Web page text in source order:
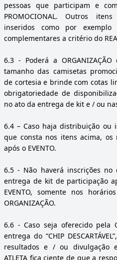
pessoas que participam e
PROMOCIONAL. Outros
inseridos como por
complementares a critério do
6.3 - Poderá a
tamanho das camisetas
de cortesia e brinde com cotas
obrigatoriedade de
no ato da entrega de kit e / ou
6.4– Caso haja distribuição ou
que consta nos itens acima, os
após o EVENTO.
6.5- Não haverá inscrições no
entrega de kit de participação
EVENTO, somente nos
ORGANIZAÇÃO.
6.6 - Caso seja oferecido pela
entrega do “CHIP
resultados e / ou divulgação
ATLETA fica ciente de que a